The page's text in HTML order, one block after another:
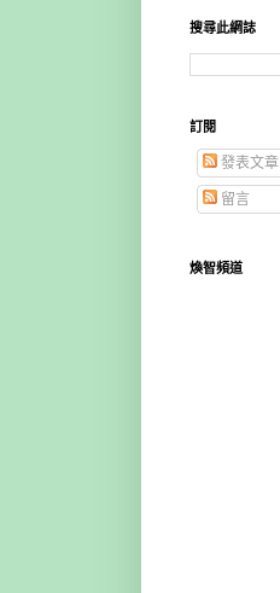
搜尋此網誌
訂閱
發表文章
留言
煥智頻道